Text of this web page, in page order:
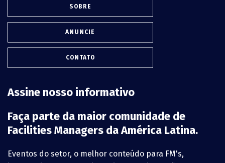
SOBRE
ANUNCIE
CONTATO
Assine nosso informativo
Faça parte da maior comunidade de
Facilities Managers da América Latina.
Eventos do setor, o melhor conteúdo para FM's,